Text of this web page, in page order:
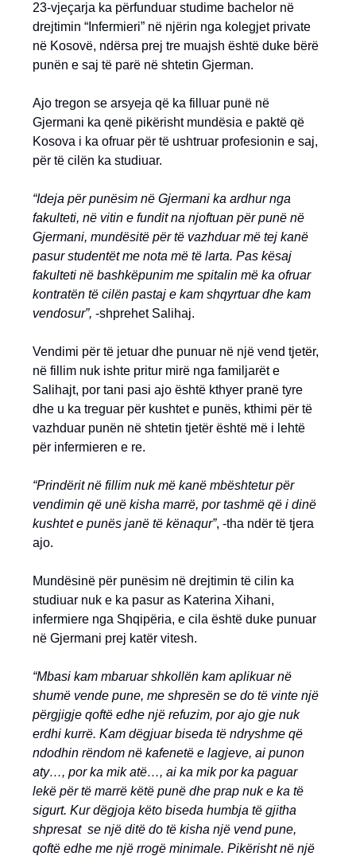
23-vjeçarja ka përfunduar studime bachelor në
drejtimin “Infermieri” në njërin nga kolegjet private
në Kosovë, ndërsa prej tre muajsh është duke bërë
punën e saj të parë në shtetin Gjerman.
Ajo tregon se arsyeja që ka filluar punë në
Gjermani ka qenë pikërisht mundësia e paktë që
Kosova i ka ofruar për të ushtruar profesionin e saj,
për të cilën ka studiuar.
“Ideja për punësim në Gjermani ka ardhur nga
fakulteti, në vitin e fundit na njoftuan për punë në
Gjermani, mundësitë për të vazhduar më tej kanë
pasur studentët me nota më të larta. Pas kësaj
fakulteti në bashkëpunim me spitalin më ka ofruar
kontratën të cilën pastaj e kam shqyrtuar dhe kam
vendosur”, -shprehet Salihaj.
Vendimi për të jetuar dhe punuar në një vend tjetër,
në fillim nuk ishte pritur mirë nga familjarët e
Salihajt, por tani pasi ajo është kthyer pranë tyre
dhe u ka treguar për kushtet e punës, kthimi për të
vazhduar punën në shtetin tjetër është më i lehtë
për infermieren e re.
“Prindërit në fillim nuk më kanë mbështetur për
vendimin që unë kisha marrë, por tashmë që i dinë
kushtet e punës janë të kënaqur”, -tha ndër të tjera
ajo.
Mundësinë për punësim në drejtimin të cilin ka
studiuar nuk e ka pasur as Katerina Xihani,
infermiere nga Shqipëria, e cila është duke punuar
në Gjermani prej katër vitesh.
“Mbasi kam mbaruar shkollën kam aplikuar në
shumë vende pune, me shpresën se do të vinte një
përgjigje qoftë edhe një refuzim, por ajo gje nuk
erdhi kurrë. Kam dëgjuar biseda të ndryshme që
ndodhin rëndom në kafenetë e lagjeve, ai punon
aty…, por ka mik atë…, ai ka mik por ka paguar
lekë për të marrë këtë punë dhe prap nuk e ka të
sigurt. Kur dëgjoja këto biseda humbja të gjitha
shpresat se një ditë do të kisha një vend pune,
qoftë edhe me një rrogë minimale. Pikërisht në një